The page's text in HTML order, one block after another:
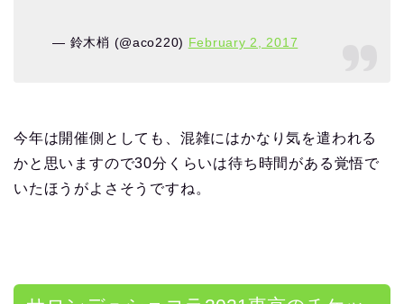
— 鈴木梢 (@aco220) February 2, 2017
今年は開催側としても、混雑にはかなり気を遣われる
かと思いますので30分くらいは待ち時間がある覚悟で
いたほうがよさそうですね。